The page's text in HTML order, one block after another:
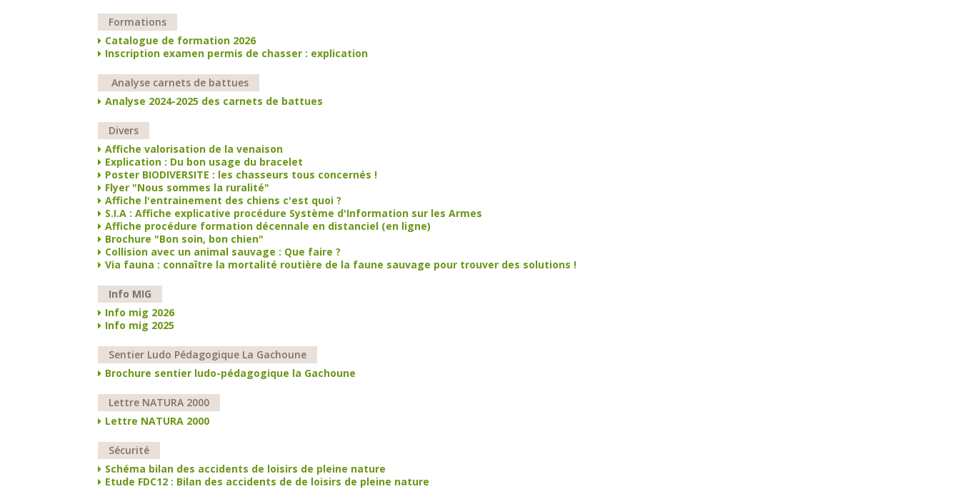
Formations
Catalogue de formation 2026
Inscription examen permis de chasser : explication
Analyse carnets de battues
Analyse 2024-2025 des carnets de battues
Divers
Affiche valorisation de la venaison
Explication : Du bon usage du bracelet
Poster BIODIVERSITE : les chasseurs tous concernés !
Flyer "Nous sommes la ruralité"
Affiche l'entrainement des chiens c'est quoi ?
S.I.A : Affiche explicative procédure Système d'Information sur les Armes
Affiche procédure formation décennale en distanciel (en ligne)
Brochure "Bon soin, bon chien"
Collision avec un animal sauvage : Que faire ?
Via fauna : connaître la mortalité routière de la faune sauvage pour trouver des solutions !
Info MIG
Info mig 2026
Info mig 2025
Sentier Ludo Pédagogique La Gachoune
Brochure sentier ludo-pédagogique la Gachoune
Lettre NATURA 2000
Lettre NATURA 2000
Sécurité
Schéma bilan des accidents de loisirs de pleine nature
Etude FDC12 : Bilan des accidents de de loisirs de pleine nature